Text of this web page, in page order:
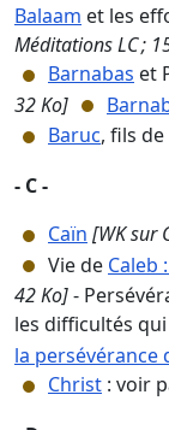
Balaam et les
Méditations LC ;
Barnabas et
32 Ko]
Baruc, fils
- C -
Caïn [WK sur
Vie de Caleb
42 Ko]-
les difficultés
la persévérance
Christ : voir